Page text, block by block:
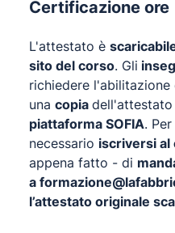
Certificazione ore
L'attestato è
sito del corso. Gli
richiedere l'abilitazione
una copia dell'attestato
piattaforma SOFIA.
necessario iscriversi al
appena fatto - di
a
l’attestato originale